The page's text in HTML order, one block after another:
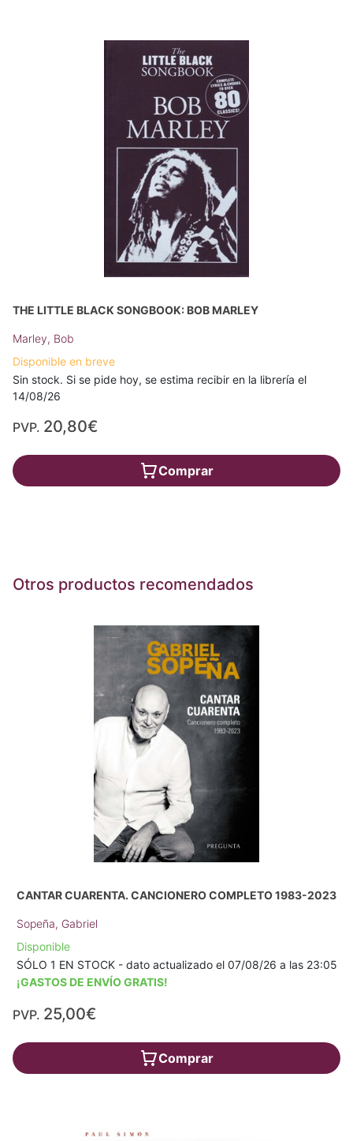
THE LITTLE BLACK SONGBOOK: BOB MARLEY
Marley, Bob
Disponible en breve
Sin stock. Si se pide hoy, se estima recibir en la librería el
14/08/26
PVP. 20,80€
Comprar
Otros productos recomendados
CANTAR CUARENTA. CANCIONERO COMPLETO 1983-2023
Sopeña, Gabriel
Disponible
SÓLO 1 EN STOCK - dato actualizado el 07/08/26 a las 23:05
¡GASTOS DE ENVÍO GRATIS!
PVP. 25,00€
Comprar